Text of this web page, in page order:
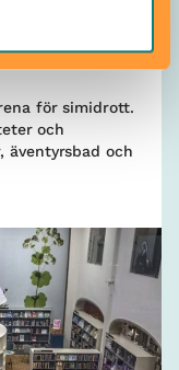
för simidrott.
och
äventyrsbad och